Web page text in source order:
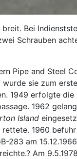
Bei
Schrauben
Pipe and Steel
sie zum
1949 erfolgte
1962
Island
rettete. 1960
283 am
Am